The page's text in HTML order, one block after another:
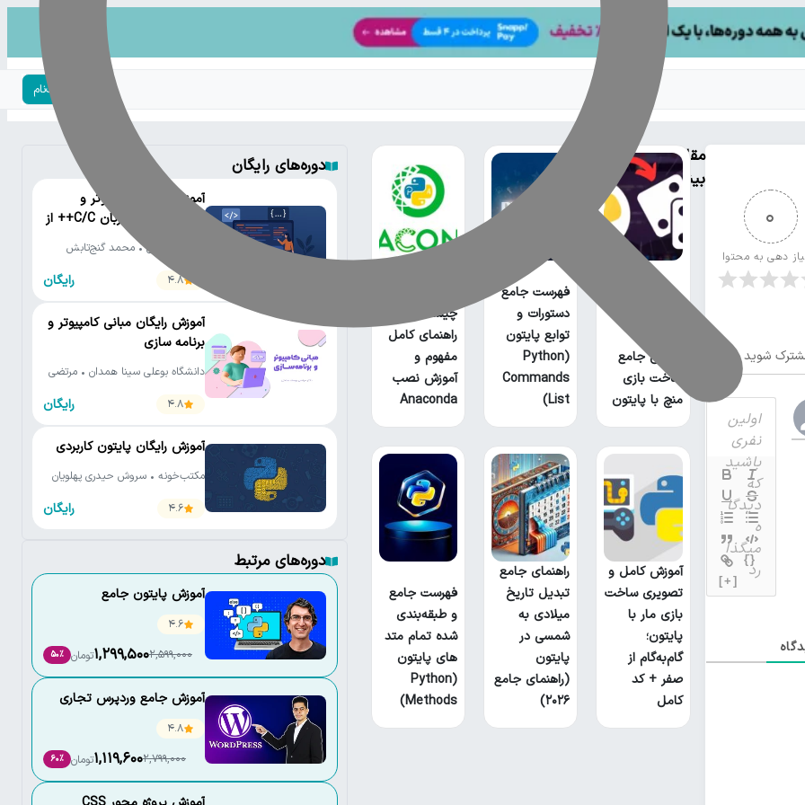
ورود | ثبت‌نام
0
دهی به محتوا
شوید
{}
[+]
مقالات
بیشتر
آموزش جامع
ساخت بازی
منچ با پایتون
فهرست جامع
دستورات و
توابع پایتون
(Python
Commands
List)
چیست؟
راهنمای کامل
مفهوم و
آموزش نصب
Anaconda
آموزش کامل و
تصویری ساخت
بازی مار با
پایتون؛
گام‌به‌گام از
صفر + کد
کامل
راهنمای جامع
تبدیل تاریخ
میلادی به
شمسی در
پایتون
(راهنمای جامع
۲۰۲۶)
فهرست جامع
و طبقه‌بندی
شده تمام متد
های پایتون
(Python
Methods)
دوره‌های رایگان
آموزش رایگان کامپیوتر و
برنامه‌نویسی به زبان C/C++ از
مقدماتی تا پیشرفته
دانشگاه تهران • محمد گنج‌تابش
4.8
رایگان
آموزش رایگان مبانی کامپیوتر و
برنامه سازی
دانشگاه بوعلی سینا همدان • مرتضی
4.8
رایگان
آموزش رایگان پایتون کاربردی
مکتب‌خونه • سروش حیدری پهلویان
4.6
رایگان
دوره‌های مرتبط
آموزش پایتون جامع
4.6
2,599,000
1,299,500تومان 50٪
آموزش جامع وردپرس تجاری
4.8
2,799,000
1,119,600تومان 60٪